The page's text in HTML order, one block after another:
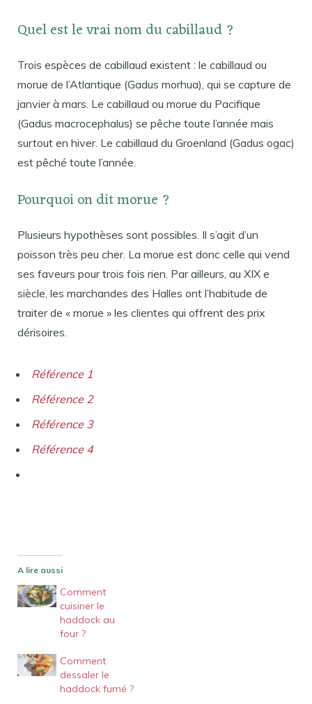
Quel est le vrai nom du cabillaud ?
Trois espèces de cabillaud existent : le cabillaud ou
morue de l’Atlantique (Gadus morhua), qui se capture de
janvier à mars. Le cabillaud ou morue du Pacifique
(Gadus macrocephalus) se pêche toute l’année mais
surtout en hiver. Le cabillaud du Groenland (Gadus ogac)
est pêché toute l’année.
Pourquoi on dit morue ?
Plusieurs hypothèses sont possibles. Il s’agit d’un
poisson très peu cher. La morue est donc celle qui vend
ses faveurs pour trois fois rien. Par ailleurs, au XIX e
siècle, les marchandes des Halles ont l’habitude de
traiter de « morue » les clientes qui offrent des prix
dérisoires.
Référence 1
Référence 2
Référence 3
Référence 4
A lire aussi
Comment
cuisiner le
haddock au
four ?
Comment
dessaler le
haddock fumé ?